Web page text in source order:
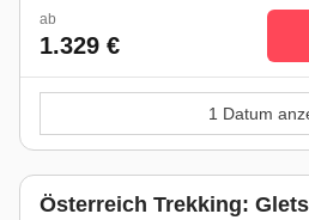
ab
1.329 €
1 Datum
Österreich Trekking: